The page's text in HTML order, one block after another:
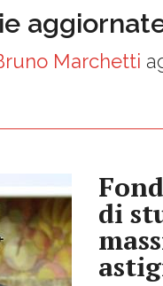
Marchetti
di